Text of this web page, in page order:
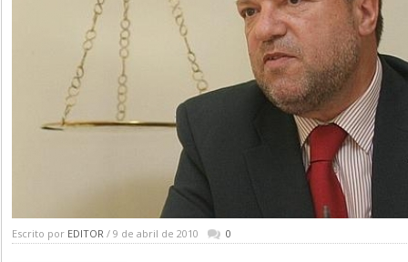
Escrito por EDITOR / 9 de abril de 2010 0